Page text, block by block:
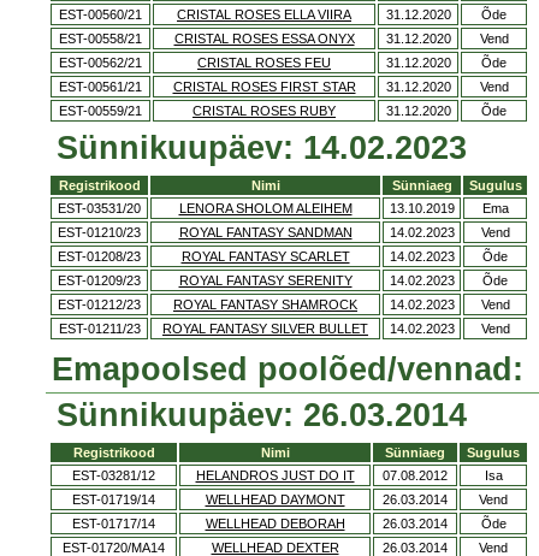
EST-00560/21
CRISTAL ROSES ELLA VIIRA 31.12.2020
Õde
EST-00558/21
CRISTAL ROSES ESSA ONYX 31.12.2020
Vend
EST-00562/21
CRISTAL ROSES FEU 31.12.2020
Õde
EST-00561/21
CRISTAL ROSES FIRST STAR 31.12.2020
Vend
EST-00559/21
CRISTAL ROSES RUBY 31.12.2020 Õde
Sünnikuupäev: 14.02.2023
Registrikood Nimi Sünniaeg
Sugulus
EST-03531/20
LENORA SHOLOM ALEIHEM 13.10.2019
Ema
EST-01210/23
ROYAL FANTASY SANDMAN 14.02.2023
Vend
EST-01208/23
ROYAL FANTASY SCARLET 14.02.2023
Õde
EST-01209/23
ROYAL FANTASY SERENITY 14.02.2023
Õde
EST-01212/23
ROYAL FANTASY SHAMROCK 14.02.2023
Vend
EST-01211/23
ROYAL FANTASY SILVER BULLET 14.02.2023 Vend
Emapoolsed poolõed/vennad:
Sünnikuupäev: 26.03.2014
Registrikood Nimi Sünniaeg
Sugulus
EST-03281/12
HELANDROS JUST DO IT 07.08.2012
Isa
EST-01719/14
WELLHEAD DAYMONT 26.03.2014
Vend
EST-01717/14
WELLHEAD DEBORAH 26.03.2014
Õde
EST-01720/MA14
WELLHEAD DEXTER 26.03.2014 Vend